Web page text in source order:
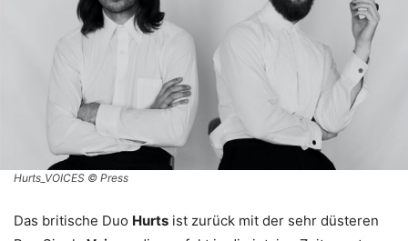
Hurts_VOICES © Press
Das britische Duo Hurts ist zurück mit der sehr düsteren